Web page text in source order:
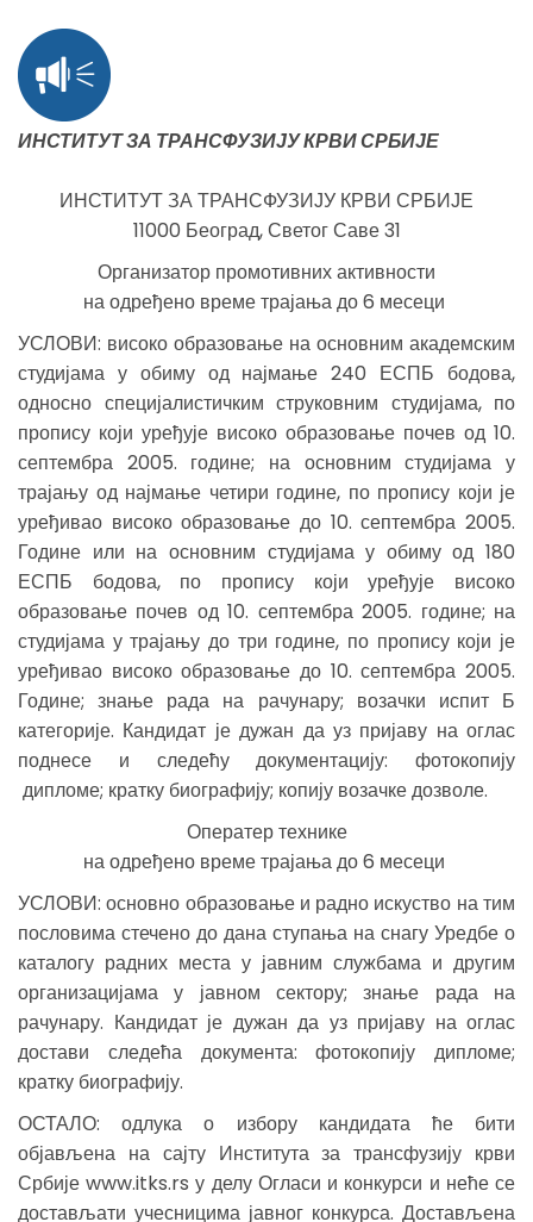
ИНСТИТУТ ЗА ТРАНСФУЗИЈУ КРВИ СРБИЈЕ
ИНСТИТУТ ЗА ТРАНСФУЗИЈУ КРВИ СРБИЈЕ
11000 Београд, Светог Саве 31
Организатор промотивних активности
на одређено време трајања до 6 месеци
УСЛОВИ: високо образовање на основним академским
студијама у обиму од најмање 240 ЕСПБ бодова,
односно специјалистичким струковним студијама, по
пропису који уређује високо образовање почев од 10.
септембра 2005. године; на основним студијама у
трајању од најмање четири године, по пропису који је
уређивао високо образовање до 10. септембра 2005.
Године или на основним студијама у обиму од 180
ЕСПБ бодова, по пропису који уређује високо
образовање почев од 10. септембра 2005. године; на
студијама у трајању до три године, по пропису који је
уређивао високо образовање до 10. септембра 2005.
Године; знање рада на рачунару; возачки испит Б
категорије. Кандидат је дужан да уз пријаву на оглас
поднесе и следећу документацију: фотокопију
дипломе; кратку биографију; копију возачке дозволе.
Оператер технике
на одређено време трајања до 6 месеци
УСЛОВИ: основно образовање и радно искуство на тим
пословима стечено до дана ступања на снагу Уредбе о
каталогу радних места у јавним службама и другим
организацијама у јавном сектору; знање рада на
рачунару. Кандидат је дужан да уз пријаву на оглас
достави следећа документа: фотокопију дипломе;
кратку биографију.
ОСТАЛО: одлука о избору кандидата ће бити
објављена на сајту Института за трансфузију крви
Србије www.itks.rs у делу Огласи и конкурси и неће се
достављати учесницима јавног конкурса. Достављена